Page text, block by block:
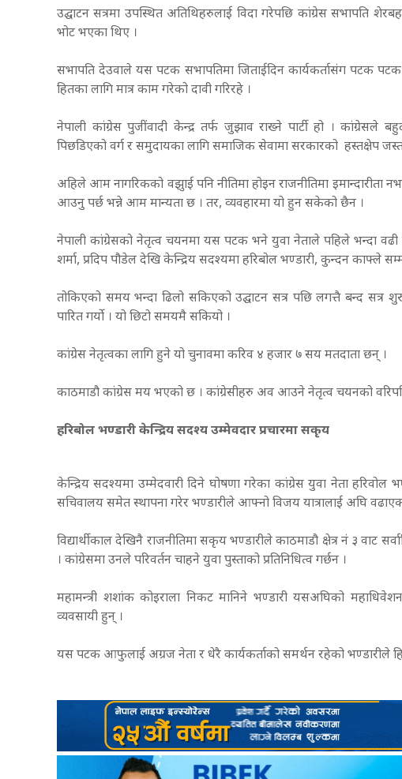
उद्घाटन सत्रमा उपस्थित अतिथिहरुलाई विदा गरेपछि कांग्रेस सभापति
भोट भएका थिए ।
सभापति देउवाले यस पटक सभापतिमा जिताईदिन कार्यकर्तासंग पटक
हितका लागि मात्र काम गरेको दावी गरिरहे ।
नेपाली कांग्रेस पुजींवादी केन्द्र तर्फ जुझाव राख्ने पार्टी हो । कांग्रेसले
पिछडिएको वर्ग र समुदायका लागि समाजिक सेवामा सरकारको हस्तक्षेप
अहिले आम नागरिकको वझुाई पनि नीतिमा होइन राजनीतिमा इमान्दारीता
आउनु पर्छ भन्ने आम मान्यता छ । तर, व्यवहारमा यो हुन सकेको छैन ।
नेपाली कांग्रेसको नेतृत्व चयनमा यस पटक भने युवा नेताले पहिले भन्दा वढी
शर्मा, प्रदिप पौडेल देखि केन्द्रिय सदश्यमा हरिबोल भण्डारी, कुन्दन काफ्ले
तोकिएको समय भन्दा ढिलो सकिएको उद्घाटन सत्र पछि लगत्तै बन्द सत्र
पारित गर्यो । यो छिटो समयमै सकियो ।
कांग्रेस नेतृत्वका लागि हुने यो चुनावमा करिव ४ हजार ७ सय मतदाता छन् ।
काठमाडौ कांग्रेस मय भएको छ । कांग्रेसीहरु अव आउने नेतृत्व चयनको
हरिबोल भण्डारी केन्द्रिय सदश्य उम्मेवदार प्रचारमा सकृय
केन्द्रिय सदश्यमा उम्मेदवारी दिने घोषणा गरेका कांग्रेस युवा नेता हरिवोल
सचिवालय समेत स्थापना गरेर भण्डारीले आफ्नो विजय यात्रालाई अघि
विद्यार्थीकाल देखिनै राजनीतिमा सकृय भण्डारीले काठमाडौ क्षेत्र नं ३ वाट
। कांग्रेसमा उनले परिवर्तन चाहने युवा पुस्ताको प्रतिनिधित्व गर्छन ।
महामन्त्री शशांक कोइराला निकट मानिने भण्डारी यसअघिको
व्यवसायी हुन् ।
यस पटक आफुलाई अग्रज नेता र धेरै कार्यकर्ताको समर्थन रहेको भण्डारीले